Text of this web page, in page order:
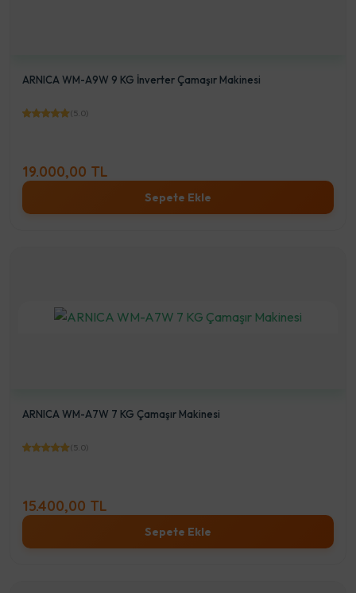
ARNICA WM-A9W 9 KG İnverter Çamaşır Makinesi
(5.0)
19.000,00 TL
Sepete Ekle
ARNICA WM-A7W 7 KG Çamaşır Makinesi
(5.0)
15.400,00 TL
Sepete Ekle